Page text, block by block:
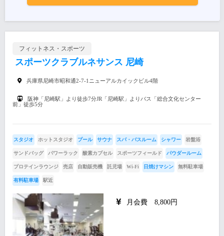
フィットネス・スポーツ
スポーツクラブルネサンス 尼崎
兵庫県尼崎市昭和通2-7-1ニューアルカイックビル4階
阪神「尼崎駅」より徒歩7分JR「尼崎駅」よりバス「総合文化センター
前」徒歩5分
スタジオ ホットスタジオ プール サウナ スパ・バスルーム シャワー 岩盤浴
サンドバッグ パワーラック 酸素カプセル スポーツフィールド パウダールーム
プロテインラウンジ 売店 自動販売機 託児場 Wi-Fi 日焼けマシン 無料駐車場
有料駐車場 駅近
月会費 8,800円